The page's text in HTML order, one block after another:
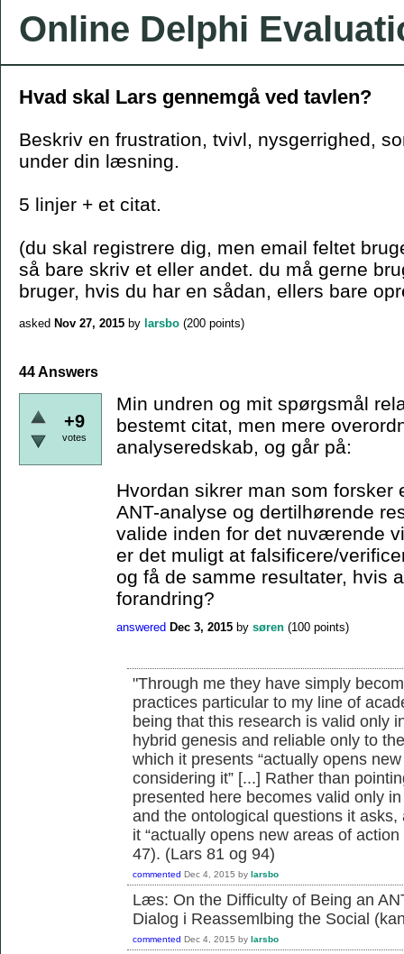
Online Delphi
Hvad skal Lars gennemgå ved tavlen?
Beskriv en frustration, tvivl, nysgerrighed,
under din læsning.
5 linjer + et citat.
(du skal registrere dig, men email feltet
så bare skriv et eller andet. du må gerne
bruger, hvis du har en sådan, ellers bare
asked Nov 27, 2015 by larsbo (200 points)
44 Answers
+9
votes
Min undren og mit spørgsmål
bestemt citat, men mere
analyseredskab, og går på:
Hvordan sikrer man som forsker
ANT-analyse og dertilhørende
valide inden for det nuværende
er det muligt at falsificere/
og få de samme resultater, hvis
forandring?
answered Dec 3, 2015 by søren (100 points)
"Through me they have simply
practices particular to my line of
being that this research is valid only
hybrid genesis and reliable only to
which it presents “actually opens
considering it” [...] Rather than
presented here becomes valid only
and the ontological questions it
it “actually opens new areas of
47). (Lars 81 og 94)
commented Dec 4, 2015 by larsbo
Læs: On the Difficulty of Being an
Dialog i Reassemlbing the Social
commented Dec 4, 2015 by larsbo